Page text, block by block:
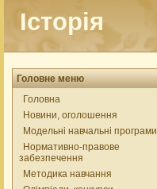
Історія
Головне меню
Головна
Новини, оголошення
Модельні навчальні програми
Нормативно-правове
забезпечення
Методика навчання